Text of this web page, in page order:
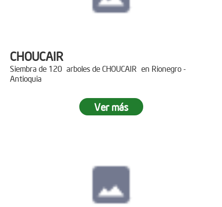
CHOUCAIR
Siembra de 120 arboles de CHOUCAIR en Rionegro -
Antioquia
Ver más